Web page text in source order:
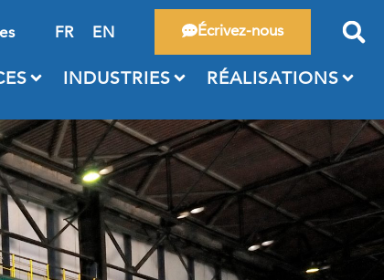
FR EN Écrivez-nous
INDUSTRIES RÉALISATIONS